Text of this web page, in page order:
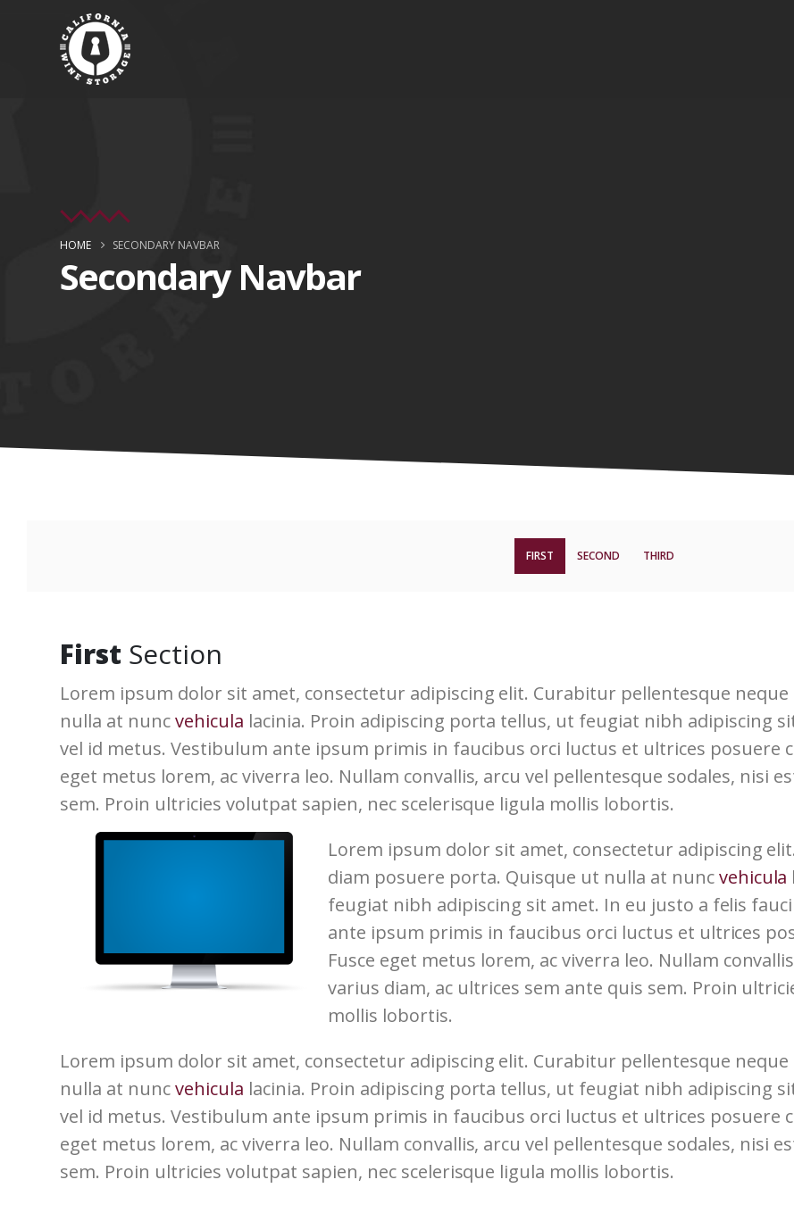
HOME SECONDARY NAVBAR
Secondary Navbar
FIRST SECOND THIRD
First Section
Lorem ipsum dolor sit amet, consectetur adipiscing elit. Curabitur pellentesque
nulla at nuncvehicula lacinia. Proin adipiscing porta tellus, ut feugiat nibh adipiscing
vel id metus. Vestibulum ante ipsum primis in faucibus orci luctus et ultrices posuere
eget metus lorem, ac viverra leo. Nullam convallis, arcu vel pellentesque sodales, nisi
sem. Proin ultricies volutpat sapien, nec scelerisque ligula mollis lobortis.
Lorem ipsum dolor sit amet, consectetur adipiscing
diam posuere porta. Quisque ut nulla at nuncvehicula
feugiat nibh adipiscing sit amet. In eu justo a felis
ante ipsum primis in faucibus orci luctus et ultrices
Fusce eget metus lorem, ac viverra leo. Nullam
varius diam, ac ultrices sem ante quis sem. Proin
mollis lobortis.
Lorem ipsum dolor sit amet, consectetur adipiscing elit. Curabitur pellentesque
nulla at nuncvehicula lacinia. Proin adipiscing porta tellus, ut feugiat nibh adipiscing
vel id metus. Vestibulum ante ipsum primis in faucibus orci luctus et ultrices posuere
eget metus lorem, ac viverra leo. Nullam convallis, arcu vel pellentesque sodales, nisi
sem. Proin ultricies volutpat sapien, nec scelerisque ligula mollis lobortis.